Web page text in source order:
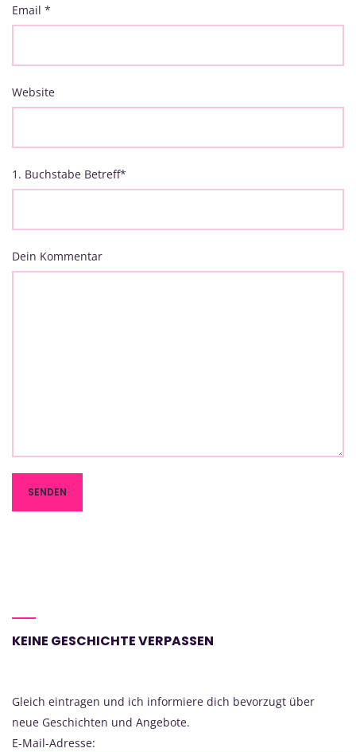
Email *
Website
1. Buchstabe Betreff*
Dein Kommentar
KEINE GESCHICHTE VERPASSEN
Gleich eintragen und ich informiere dich bevorzugt über
neue Geschichten und Angebote.
E-Mail-Adresse: